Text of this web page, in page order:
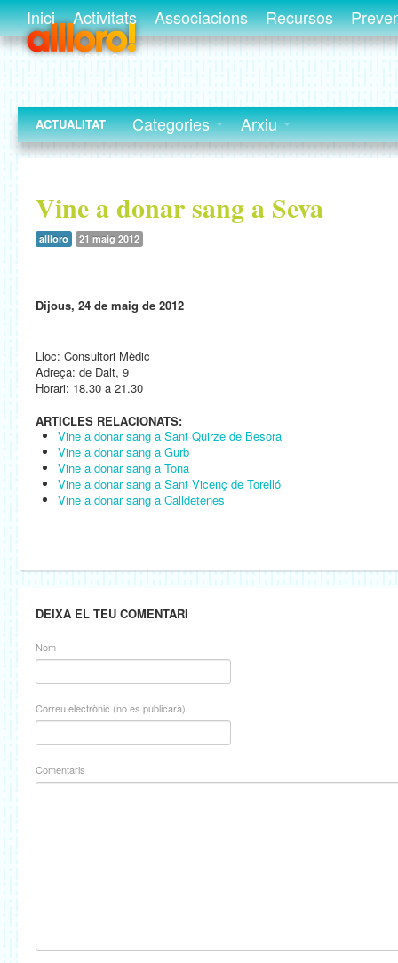
Inici Activitats Associacions Recursos
ACTUALITAT Categories Arxiu
Vine a donar sang a Seva
allloro 21 maig 2012
Dijous, 24 de maig de 2012
Lloc: Consultori Mèdic
Adreça: de Dalt, 9
Horari: 18.30 a 21.30
ARTICLES RELACIONATS:
Vine a donar sang a Sant Quirze de Besora
Vine a donar sang a Gurb
Vine a donar sang a Tona
Vine a donar sang a Sant Vicenç de Torelló
Vine a donar sang a Calldetenes
DEIXA EL TEU COMENTARI
Nom
Correu electrònic (no es publicarà)
Comentaris